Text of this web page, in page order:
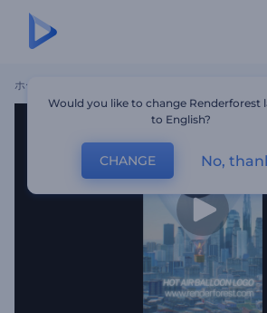
ホーム
Would you like to change Renderforest
to English?
CHANGE No,